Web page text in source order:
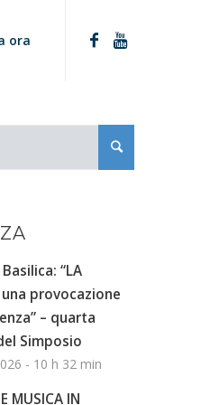
ora
“LA
una provocazione
– quarta
Simposio
- 10 h 32 min
MUSICA IN